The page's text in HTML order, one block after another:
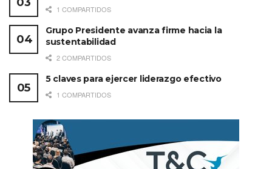
1 COMPARTIDOS
Grupo Presidente avanza firme hacia la
sustentabilidad
2 COMPARTIDOS
5 claves para ejercer liderazgo efectivo
1 COMPARTIDOS